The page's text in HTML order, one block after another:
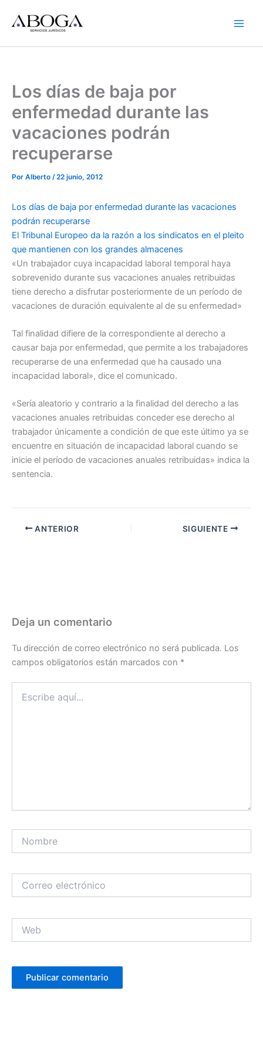
contenido
Los días de baja por
enfermedad durante las
vacaciones podrán
recuperarse
Por Alberto /22 junio, 2012
Los días de baja por enfermedad durante las vacaciones
podrán recuperarse
El Tribunal Europeo da la razón a los sindicatos en el pleito
que mantienen con los grandes almacenes
«Un trabajador cuya incapacidad laboral temporal haya
sobrevenido durante sus vacaciones anuales retribuidas
tiene derecho a disfrutar posteriormente de un período de
vacaciones de duración equivalente al de su enfermedad»
Tal finalidad difiere de la correspondiente al derecho a
causar baja por enfermedad, que permite a los trabajadores
recuperarse de una enfermedad que ha causado una
incapacidad laboral», dice el comunicado.
«Sería aleatorio y contrario a la finalidad del derecho a las
vacaciones anuales retribuidas conceder ese derecho al
trabajador únicamente a condición de que este último ya se
encuentre en situación de incapacidad laboral cuando se
inicie el período de vacaciones anuales retribuidas» indica la
sentencia.
ANTERIOR SIGUIENTE
Deja un comentario
Tu dirección de correo electrónico no será publicada. Los
campos obligatorios están marcados con *
aquí...
electrónico